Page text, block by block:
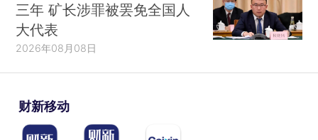
三年 矿长涉罪被罢免全国人
大代表
2026年08月08日
财新移动